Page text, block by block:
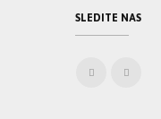
SLEDITE NAS